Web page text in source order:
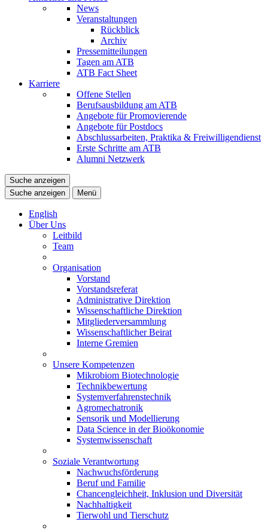
News
Veranstaltungen
Rückblick
Archiv
Pressemitteilungen
Tagen am ATB
ATB Fact Sheet
Karriere
Offene Stellen
Berufsausbildung am ATB
Angebote für Promovierende
Angebote für Postdocs
Abschlussarbeiten, Praktika & Freiwilligendienst
Erste Schritte am ATB
Alumni Netzwerk
Suche anzeigen
Suche anzeigen
Menü
English
Über Uns
Leitbild
Team
Organisation
Vorstand
Vorstandsreferat
Administrative Direktion
Wissenschaftliche Direktion
Mitgliederversammlung
Wissenschaftlicher Beirat
Interne Gremien
Unsere Kompetenzen
Mikrobiom Biotechnologie
Technikbewertung
Systemverfahrenstechnik
Agromechatronik
Sensorik und Modellierung
Data Science in der Bioökonomie
Systemwissenschaft
Soziale Verantwortung
Nachwuchsförderung
Beruf und Familie
Chancengleichheit, Inklusion und Diversität
Nachhaltigkeit
Tierwohl und Tierschutz